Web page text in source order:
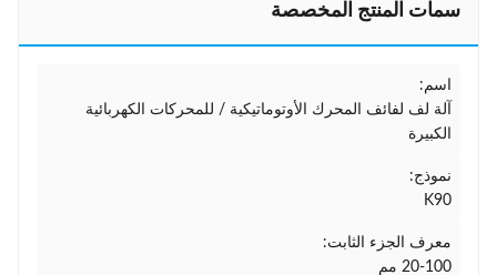
سمات المنتج المخصصة
اسم:
آلة لف لفائف المحرك الأوتوماتيكية / للمحركات الكهربائية
الكبيرة
نموذج:
K90
معرف الجزء الثابت:
20-100 مم